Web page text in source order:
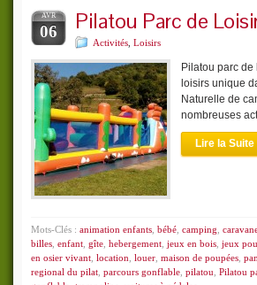
AVR
06 Pilatou Parc de
Activités Loisirs
Pilatou parc
loisirs unique
Naturelle de
nombreuses
Lire la Suite
Mots-Clés : animation enfants bébé camping
billes enfant gîte hebergement jeux en bois jeux
en osier vivant location louer maison de poupées pan
regional du pilat parcours gonflable pilatou Pilatou